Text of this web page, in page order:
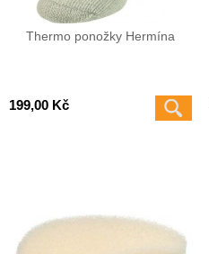
Thermo ponožky Hermína
199,00 Kč